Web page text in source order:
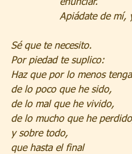
enunciar.
Apiádate de mí,
Sé que te necesito.
Por piedad te suplico:
Haz que por lo menos
de lo poco que he sido,
de lo mal que he vivido,
de lo mucho que he
y sobre todo,
que hasta el final